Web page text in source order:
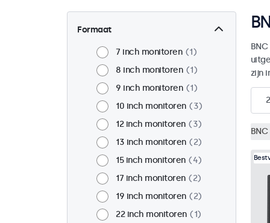
Formaat
7 inch monitoren
1
8 inch monitoren
1
9 inch monitoren
1
10 inch monitoren
3
12 inch monitoren
3
13 inch monitoren
2
15 inch monitoren
4
17 inch monitoren
2
19 inch monitoren
2
22 inch monitoren
1
zijn